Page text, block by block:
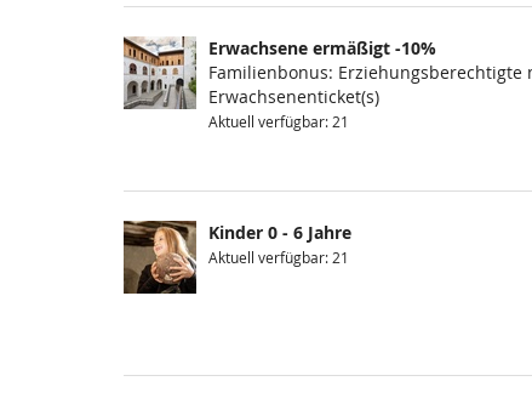
Erwachsene ermäßigt -10%
Familienbonus:
Erwachsenenticket(s)
Aktuell verfügbar: 21
Kinder 0 - 6 Jahre
Aktuell verfügbar: 21